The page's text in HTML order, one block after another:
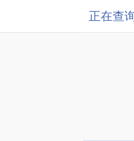
正在查